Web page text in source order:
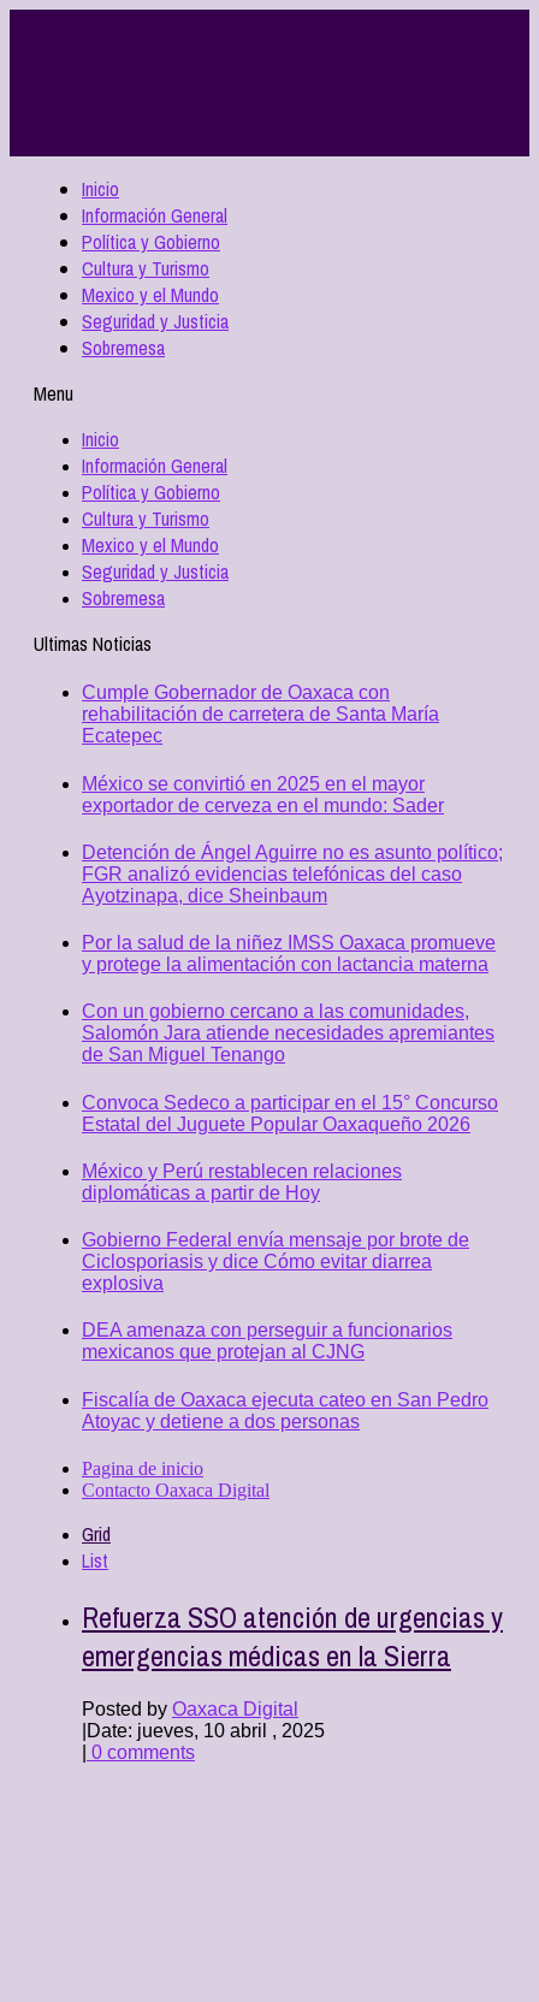
Inicio
Información General
Política y Gobierno
Cultura y Turismo
Mexico y el Mundo
Seguridad y Justicia
Sobremesa
Menu
Inicio
Información General
Política y Gobierno
Cultura y Turismo
Mexico y el Mundo
Seguridad y Justicia
Sobremesa
Ultimas Noticias
Cumple Gobernador de Oaxaca con
rehabilitación de carretera de Santa María
Ecatepec
México se convirtió en 2025 en el mayor
exportador de cerveza en el mundo: Sader
Detención de Ángel Aguirre no es asunto político;
FGR analizó evidencias telefónicas del caso
Ayotzinapa, dice Sheinbaum
Por la salud de la niñez IMSS Oaxaca promueve
y protege la alimentación con lactancia materna
Con un gobierno cercano a las comunidades,
Salomón Jara atiende necesidades apremiantes
de San Miguel Tenango
Convoca Sedeco a participar en el 15° Concurso
Estatal del Juguete Popular Oaxaqueño 2026
México y Perú restablecen relaciones
diplomáticas a partir de Hoy
Gobierno Federal envía mensaje por brote de
Ciclosporiasis y dice Cómo evitar diarrea
explosiva
DEA amenaza con perseguir a funcionarios
mexicanos que protejan al CJNG
Fiscalía de Oaxaca ejecuta cateo en San Pedro
Atoyac y detiene a dos personas
Pagina de inicio
Contacto Oaxaca Digital
Grid
List
Refuerza SSO atención de urgencias y
emergencias médicas en la Sierra
Posted by Oaxaca Digital
Date: jueves, 10 abril , 2025
0 comments